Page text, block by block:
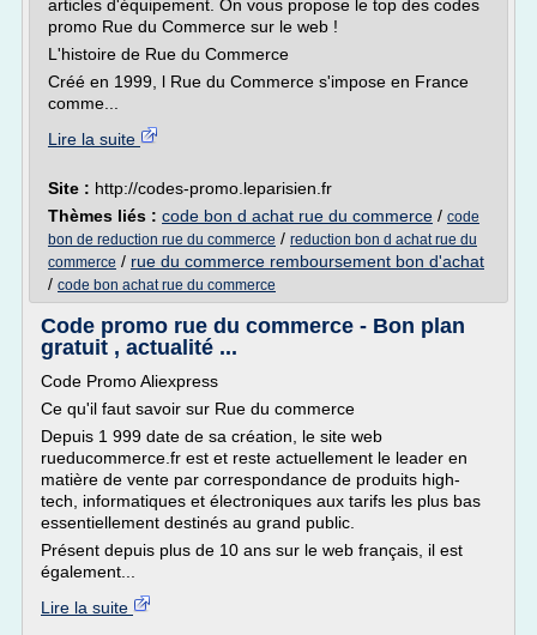
articles d'équipement. On vous propose le top des codes
promo Rue du Commerce sur le web !
L'histoire de Rue du Commerce
Créé en 1999, l Rue du Commerce s'impose en France
comme...
Lire la suite
Site : http://codes-promo.leparisien.fr
Thèmes liés : code bon d achat rue du commerce / code
bon de reduction rue du commerce / reduction bon d achat rue du
commerce / rue du commerce remboursement bon d'achat
/ code bon achat rue du commerce
Code promo rue du commerce - Bon plan
gratuit , actualité ...
Code Promo Aliexpress
Ce qu'il faut savoir sur Rue du commerce
Depuis 1 999 date de sa création, le site web
rueducommerce.fr est et reste actuellement le leader en
matière de vente par correspondance de produits high-
tech, informatiques et électroniques aux tarifs les plus bas
essentiellement destinés au grand public.
Présent depuis plus de 10 ans sur le web français, il est
également...
Lire la suite